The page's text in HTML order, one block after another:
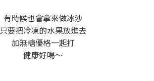
有時候也會拿來做冰沙
只要把冷凍的水果放進去
加無糖優格一起打
健康好喝～